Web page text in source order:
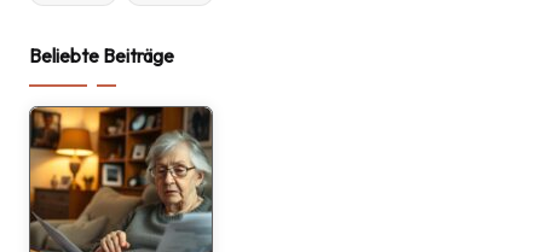
Beliebte Beiträge